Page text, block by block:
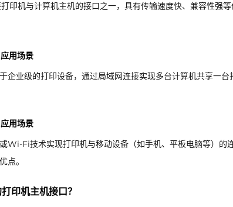
印机与计算机主机的接口之一，具有传输速度快、兼容性强
用场景
企业级的打印设备，通过局域网连接实现多台计算机共享一
用场景
Wi-Fi技术实现打印机与移动设备（如手机、平板电脑等）的
点。
印机主机接口？